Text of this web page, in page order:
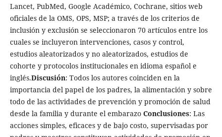
Lancet, PubMed, Google Académico, Cochrane, sitios web
oficiales de la OMS, OPS, MSP; a través de los criterios de
inclusión y exclusión se seleccionaron 70 artículos entre los
cuales se incluyeron intervenciones, casos y control,
estudios aleatorizados y no aleatorizados, estudios de
cohorte y protocolos institucionales en idioma español e
inglés.Discusión: Todos los autores coinciden en la
importancia del papel de los padres, la alimentación y sobre
todo de las actividades de prevención y promoción de salud
desde la familia y durante el embarazo Conclusiones: Las
acciones simples, eficaces y de bajo costo, supervisadas por